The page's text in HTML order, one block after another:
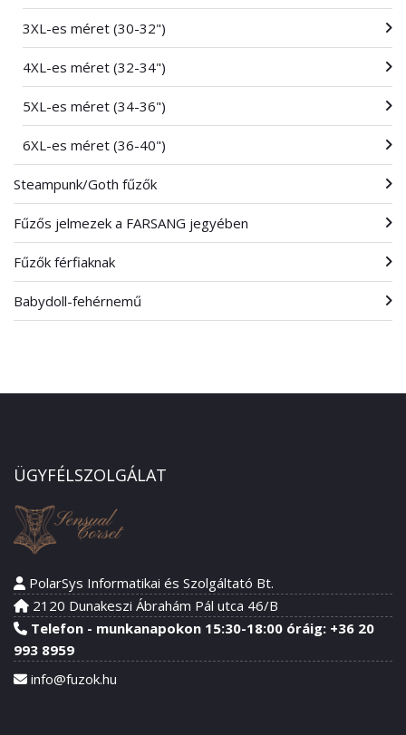
3XL-es méret (30-32")
4XL-es méret (32-34")
5XL-es méret (34-36")
6XL-es méret (36-40")
Steampunk/Goth fűzők
Fűzős jelmezek a FARSANG jegyében
Fűzők férfiaknak
Babydoll-fehérnemű
ÜGYFÉLSZOLGÁLAT
PolarSys Informatikai és Szolgáltató Bt.
2120 Dunakeszi Ábrahám Pál utca 46/B
Telefon - munkanapokon 15:30-18:00 óráig: +36 20
993 8959
info@fuzok.hu